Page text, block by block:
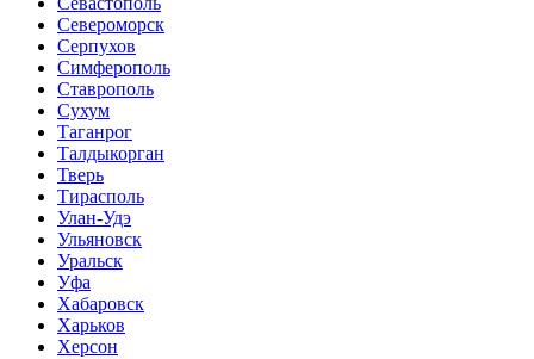
Североморск
Серпухов
Симферополь
Ставрополь
Сухум
Таганрог
Tалдыкорган
Тверь
Тирасполь
Улан-Удэ
Ульяновск
Уральск
Уфа
Хабаровск
Харьков
Херсон